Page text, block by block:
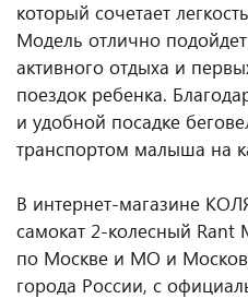
который сочетает
Модель отлично
активного отдыха и
поездок ребенка.
и удобной посадке
транспортом малыша на
В интернет-магазине
самокат 2-колесный Rant
по Москве и МО и
города России, с